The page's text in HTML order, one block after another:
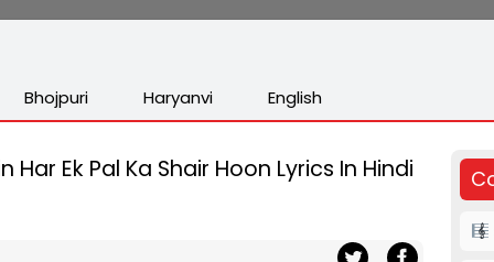
Bhojpuri Haryanvi English
Ek Pal Ka Shair Hoon Lyrics In Hindi